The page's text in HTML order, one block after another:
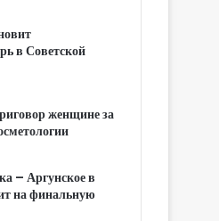
в Советской
женщине за
– Аргунское в
на финальную